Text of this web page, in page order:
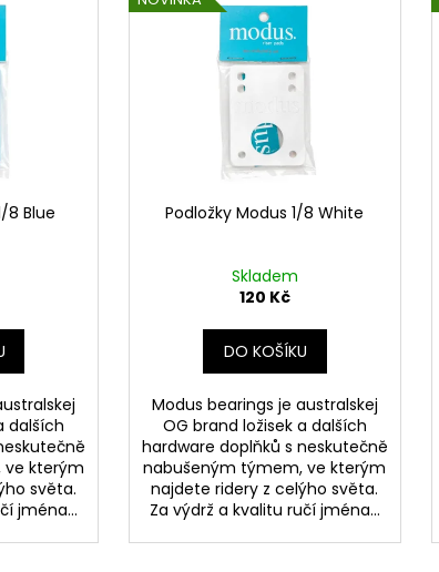
8 Blue
dalších
kterým
světa.
jména...
Podložky Modus 1/8 White
Skladem
120 Kč
DO KOŠÍKU
Modus bearings je australskej
OG brand ložisek a dalších
hardware doplňků s neskutečně
nabušeným týmem, ve kterým
najdete ridery z celýho světa.
Za výdrž a kvalitu ručí jména...